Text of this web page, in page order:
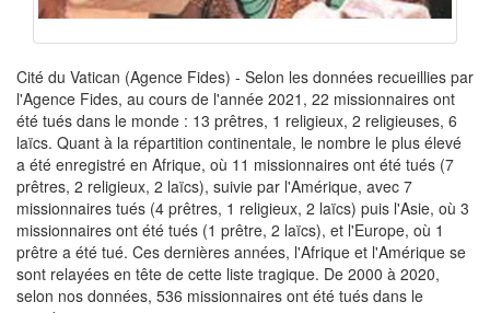
Cité du Vatican (Agence Fides) - Selon les données recueillies par
l'Agence Fides, au cours de l'année 2021, 22 missionnaires ont
été tués dans le monde : 13 prêtres, 1 religieux, 2 religieuses, 6
laïcs. Quant à la répartition continentale, le nombre le plus élevé
a été enregistré en Afrique, où 11 missionnaires ont été tués (7
prêtres, 2 religieux, 2 laïcs), suivie par l'Amérique, avec 7
missionnaires tués (4 prêtres, 1 religieux, 2 laïcs) puis l'Asie, où 3
missionnaires ont été tués (1 prêtre, 2 laïcs), et l'Europe, où 1
prêtre a été tué. Ces dernières années, l'Afrique et l'Amérique se
sont relayées en tête de cette liste tragique. De 2000 à 2020,
selon nos données, 536 missionnaires ont été tués dans le